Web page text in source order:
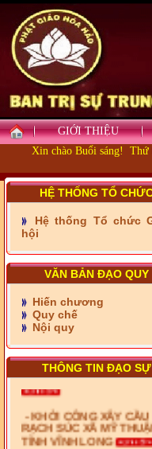
GIỚI THIỆU
Xin chào Buổi sáng! Thứ
HỆ THỐNG TỔ
Hệ thống Tổ chức
hội
VĂN BẢN ĐẠO QUY
Hiến chương
Quy chế
Nội quy
THÔNG TIN ĐẠO SỰ
- Những tấm lòng thiện
nguyện vùng biên
- BAN TRỊ SỰ XÃ ĐẠI
PHƯỚC TỈNH ĐỒNG NAI
TIẾP SỨC ĐẾN
thành cầu Kênh 7 - Nam
kênh Quốc Gia
căn nhà Đại đoàn kết
- KHỞI CÔNG XÂY CẦU
TỈNH VĨNH LONG
- CẦU ĐÌNH CỎ TÚC XÃ